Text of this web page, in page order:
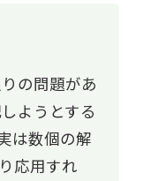
の問題があ
ようとする
は数個の解
応用すれ